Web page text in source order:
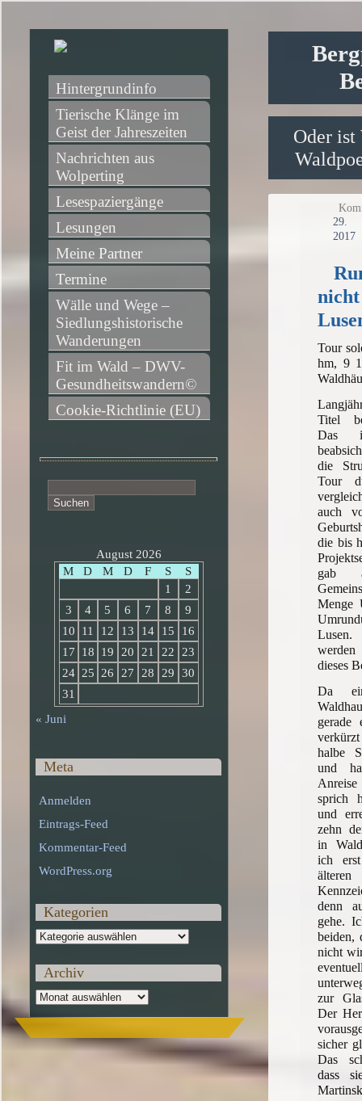
Oder ist
2017
nicht
Tour
hm, 9
Titel
Das
die
Tour
auch
die bis
gab
Menge
dieses
Da
gerade
halbe
und
Anreise
sprich
und
zehn
in
ich
denn
gehe.
beiden,
nicht
zur
Der
sicher
Das
dass
Hintergrundinfo
Tierische Klänge im
Geist der Jahreszeiten
Nachrichten aus
Wolperting
Lesespaziergänge
Lesungen
Meine Partner
Termine
Wälle und Wege –
Siedlungshistorische
Wanderungen
Fit im Wald – DWV-
Gesundheitswandern©
Cookie-Richtlinie (EU)
nach:
August 2026
M
D M D F S
S
1
2
3
4 5 6 7 8
9
10
11 12 13 14 15
16
17
18 19 20 21 22
23
24 25 26 27 28 29
30
31
« Juni
Meta
Anmelden
Eintrags-Feed
Kommentar-Feed
WordPress.org
Kategorien
Kategorien
Archiv
Archiv